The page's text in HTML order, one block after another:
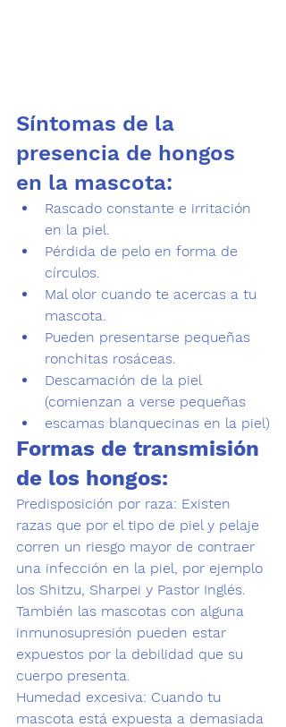
Síntomas de la
presencia de hongos
en la mascota:
Rascado constante e irritación
en la piel.
Pérdida de pelo en forma de
círculos.
Mal olor cuando te acercas a tu
mascota.
Pueden presentarse pequeñas
ronchitas rosáceas.
Descamación de la piel
(comienzan a verse pequeñas
escamas blanquecinas en la piel)
Formas de transmisión
de los hongos:
Predisposición por raza: Existen
razas que por el tipo de piel y pelaje
corren un riesgo mayor de contraer
una infección en la piel, por ejemplo
los Shitzu, Sharpei y Pastor Inglés
También las mascotas con alguna
inmunosupresión pueden estar
expuestos por la debilidad que su
cuerpo presenta.
Humedad excesiva: Cuando tu
mascota está expuesta a demasiada